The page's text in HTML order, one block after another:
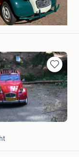
Bewaren
in
Mijn
Favorieten